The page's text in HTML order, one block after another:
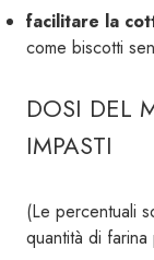
facilitare la
come biscotti
DOSI DEL
IMPASTI
(Le percentuali
quantità di farina